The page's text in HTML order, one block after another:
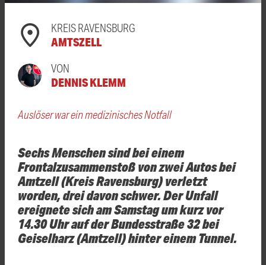
KREIS RAVENSBURG
AMTSZELL
VON
DENNIS KLEMM
Auslöser war ein medizinisches Notfall
Sechs Menschen sind bei einem
Frontalzusammenstoß von zwei Autos bei
Amtzell (Kreis Ravensburg) verletzt
worden, drei davon schwer. Der Unfall
ereignete sich am Samstag um kurz vor
14.30 Uhr auf der Bundesstraße 32 bei
Geiselharz (Amtzell) hinter einem Tunnel.